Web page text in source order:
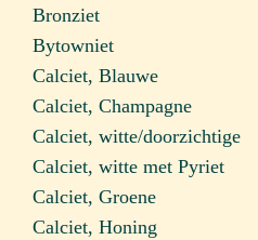
Bronziet
Bytowniet
Calciet, Blauwe
Calciet, Champagne
Calciet, witte/doorzichtige
Calciet, witte met Pyriet
Calciet, Groene
Calciet, Honing